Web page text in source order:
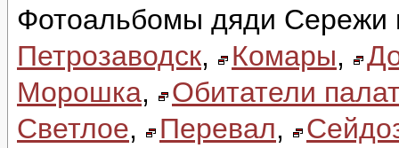
Фотоальбомы дяди Сережи
Петрозаводск, Комары,
Морошка,
Обитатели
Светлое, Перевал,